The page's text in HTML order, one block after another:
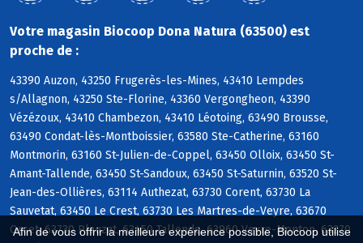
Afin de vous offrir la meilleure expérience possible, Biocoop utilise
Votre magasin Biocoop Dona Natura (63500) est
proche de :
43390 Auzon, 43250 Frugerès-les-Mines, 43410 Lempdes
s/Allagnon, 43250 Ste-Florine, 43360 Vergongheon, 43390
Vézézoux, 43410 Chambezon, 43410 Léotoing, 63490 Brousse,
63490 Condat-lès-Montboissier, 63580 Ste-Catherine, 63160
Montmorin, 63160 St-Julien-de-Coppel, 63450 Olloix, 63450 St-
Amant-Tallende, 63450 St-Sandoux, 63450 St-Saturnin, 63520 St-
Jean-des-Ollières, 63114 Authezat, 63730 Corent, 63730 La
Sauvetat, 63450 Le Crest, 63730 Les Martres-de-Veyre, 63670
Orcet, 63730 Plauzat, 63450 Tallende, 63960 Veyre-Monton, 63270